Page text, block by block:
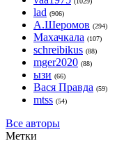
lad (906)
А.Шеромов (294)
Махачкала (107)
schreibikus (88)
mger2020 (88)
ызи (66)
Вася Правда (59)
mtss (54)
Все авторы
Метки